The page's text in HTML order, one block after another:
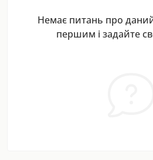
Немає питань про
першим і задайте